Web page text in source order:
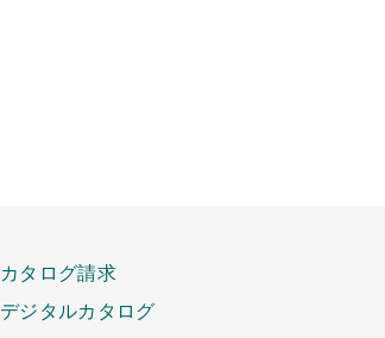
カタログ請求
デジタルカタログ